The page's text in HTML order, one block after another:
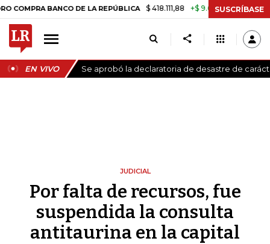
BANCO DE LA REPÚBLICA $ 418.111,88 +$ 9.612,91 +2,35% TASA
SUSCRÍBASE
EN VIVO Se aprobó la declaratoria de desastre de
JUDICIAL
Por falta de recursos, fue
suspendida la consulta
antitaurina en la capital